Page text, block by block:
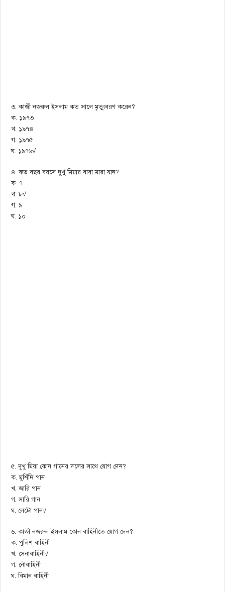
৩. কাজী নজরুল ইসলাম কত সালে মৃত্যুবরণ করেন?
ক. ১৯৭৩
খ. ১৯৭৪
গ. ১৯৭৫
ঘ. ১৯৭৬√
৪. কত বছর বয়সে দুখু মিয়ার বাবা মারা যান?
ক. ৭
খ. ৮√
গ. ৯
ঘ. ১০
৫. দুখু মিয়া কোন গানের দলের সাথে যোগ দেন?
ক. মুর্শিদি গান
খ. জারি গান
গ. সারি গান
ঘ. লেটো গান√
৬. কাজী নজরুল ইসলাম কোন বাহিনীতে যোগ দেন?
ক. পুলিশ বাহিনী
খ. সেনাবাহিনী√
গ. নৌবাহিনী
ঘ. বিমান বাহিনী